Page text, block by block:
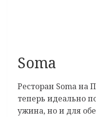
Soma
Ресторан Soma на
теперь идеально
ужина, но и для